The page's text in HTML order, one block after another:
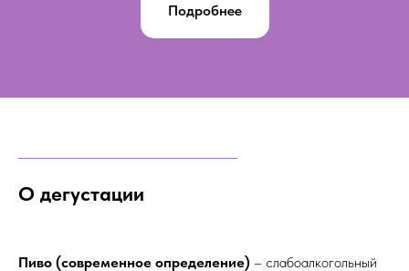
Подробнее
О дегустации
Пиво (современное определение) – слабоалкогольный